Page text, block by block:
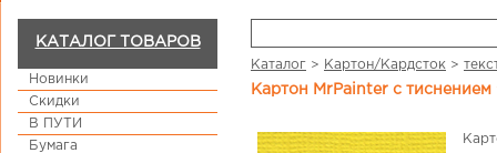
КАТАЛОГ ТОВАРОВ
Новинки
Скидки
В ПУТИ
Бумага
Каталог > Картон/Кардсток >
Картон MrPainter с